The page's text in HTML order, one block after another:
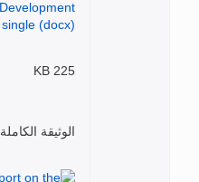
225 KB
الوثيقة الكاملة